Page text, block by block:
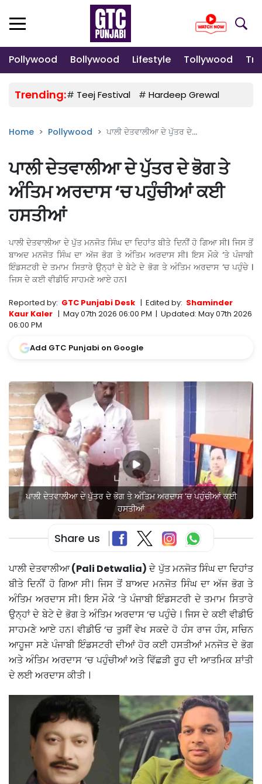
Pollywood Bollywood Lifestyle Tollywood
Trending:# Teej Festival # Hardeep Grewal
Home Pollywood ਪਾਲੀ ਦੇਤਵਾਲੀਆ ਦੇ ਪੁੱਤਰ ਦੇ...
ਪਾਲੀ ਦੇਤਵਾਲੀਆ ਦੇ ਪੁੱਤਰ ਦੇ ਭੋਗ ਤੇ
ਅੰਤਿਮ ਅਰਦਾਸ ‘ਚ ਪਹੁੰਚੀਆਂ ਕਈ
ਹਸਤੀਆਂ
ਪਾਲੀ ਦੇਤਵਾਲੀਆ ਦੇ ਪੁੱਤ ਮਨਜੋਤ ਸਿੰਘ ਦਾ ਦਿਹਾਂਤ ਬੀਤੇ ਦਿਨੀਂ ਹੋ ਗਿਆ ਸੀ। ਜਿਸ ਤੋਂ
ਬਾਅਦ ਮਨਜੋਤ ਸਿੰਘ ਦਾ ਅੱਜ ਭੋਗ ਤੇ ਅੰਤਿਮ ਅਰਦਾਸ ਸੀ। ਇਸ ਮੌਕੇ ‘ਤੇ ਪੰਜਾਬੀ
ਇੰਡਸਟਰੀ ਦੇ ਤਮਾਮ ਸਿਤਾਰੇ ਉਨ੍ਹਾਂ ਦੇ ਬੇਟੇ ਦੇ ਭੋਗ ਤੇ ਅੰਤਿਮ ਅਰਦਾਸ ‘ਚ ਪਹੁੰਚੇ ।
ਜਿਸ ਦੇ ਕਈ ਵੀਡੀਓ ਸਾਹਮਣੇ ਆਏ ਹਨ।
Reported by: GTC Punjabi Desk | Edited by: Shaminder
Kaur Kaler | May 07th 2026 06:00 PM | Updated: May 07th 2026
06:00 PM
Add GTC Punjabi on Google
ਪਾਲੀ ਦੇਤਵਾਲੀਆ ਦੇ ਪੁੱਤਰ ਦੇ ਭੋਗ ਤੇ ਅੰਤਿਮ ਅਰਦਾਸ ‘ਚ ਪਹੁੰਚੀਆਂ ਕਈ
ਹਸਤੀਆਂ
Share us
ਪਾਲੀ ਦੇਤਵਾਲੀਆ(Pali Detwalia) ਦੇ ਪੁੱਤ ਮਨਜੋਤ ਸਿੰਘ ਦਾ ਦਿਹਾਂਤ
ਬੀਤੇ ਦਿਨੀਂ ਹੋ ਗਿਆ ਸੀ। ਜਿਸ ਤੋਂ ਬਾਅਦ ਮਨਜੋਤ ਸਿੰਘ ਦਾ ਅੱਜ ਭੋਗ ਤੇ
ਅੰਤਿਮ ਅਰਦਾਸ ਸੀ। ਇਸ ਮੌਕੇ ‘ਤੇ ਪੰਜਾਬੀ ਇੰਡਸਟਰੀ ਦੇ ਤਮਾਮ ਸਿਤਾਰੇ
ਉਨ੍ਹਾਂ ਦੇ ਬੇਟੇ ਦੇ ਭੋਗ ਤੇ ਅੰਤਿਮ ਅਰਦਾਸ ‘ਚ ਪਹੁੰਚੇ । ਜਿਸ ਦੇ ਕਈ ਵੀਡੀਓ
ਸਾਹਮਣੇ ਆਏ ਹਨ। ਵੀਡੀਓ ‘ਚ ਤੁਸੀਂ ਵੇਖ ਸਕਦੇ ਹੋ ਹੰਸ ਰਾਜ ਹੰਸ, ਸਚਿਨ
ਆਹੂਜਾ ਸਣੇ ਪੰਜਾਬੀ ਇੰਡਸਟਰੀ ਦੀਆਂ ਹੋਰ ਕਈ ਹਸਤੀਆਂ ਮਨਜੋਤ ਦੇ ਭੋਗ
ਅਤੇ ਅੰਤਿਮ ਅਰਦਾਸ ‘ਚ ਪਹੁੰਚੀਆਂ ਅਤੇ ਵਿੱਛੜੀ ਰੂਹ ਦੀ ਆਤਮਿਕ ਸ਼ਾਂਤੀ
ਦੇ ਲਈ ਅਰਦਾਸ ਕੀਤੀ ।